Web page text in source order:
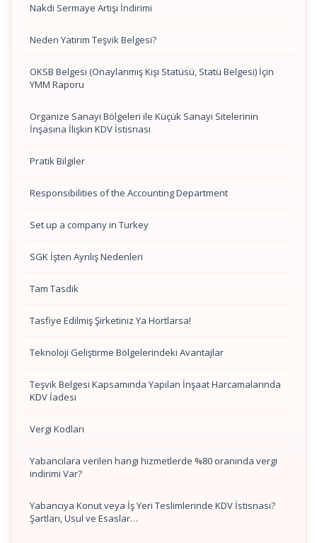
Nakdi Sermaye Artışı İndirimi
Neden Yatırım Teşvik Belgesi?
OKSB Belgesi (Onaylanmış Kişi Statüsü, Statü Belgesi) İçin
YMM Raporu
Organize Sanayi Bölgeleri ile Küçük Sanayi Sitelerinin
İnşasına İlişkin KDV İstisnası
Pratik Bilgiler
Responsibilities of the Accounting Department
Set up a company in Turkey
SGK İşten Ayrılış Nedenleri
Tam Tasdik
Tasfiye Edilmiş Şirketiniz Ya Hortlarsa!
Teknoloji Geliştirme Bölgelerindeki Avantajlar
Teşvik Belgesi Kapsamında Yapılan İnşaat Harcamalarında
KDV İadesi
Vergi Kodları
Yabancılara verilen hangi hizmetlerde %80 oranında vergi
indirimi Var?
Yabancıya Konut veya İş Yeri Teslimlerinde KDV İstisnası?
Şartları, Usul ve Esaslar…